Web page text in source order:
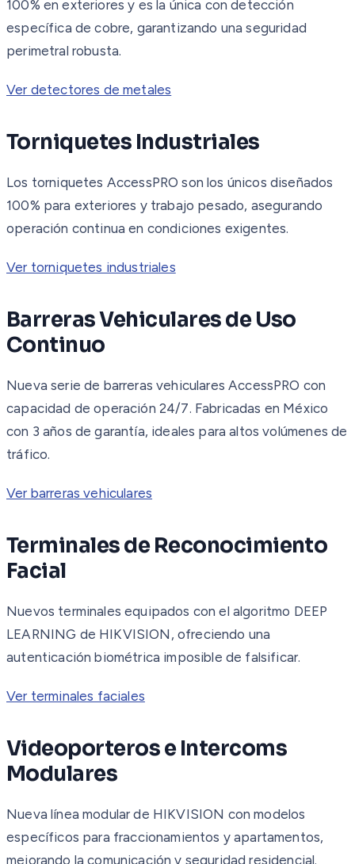
100% en exteriores y es la única con detección
específica de cobre, garantizando una seguridad
perimetral robusta.
Ver detectores de metales
Torniquetes Industriales
Los torniquetes AccessPRO son los únicos diseñados
100% para exteriores y trabajo pesado, asegurando
operación continua en condiciones exigentes.
Ver torniquetes industriales
Barreras Vehiculares de Uso
Continuo
Nueva serie de barreras vehiculares AccessPRO con
capacidad de operación 24/7. Fabricadas en México
con 3 años de garantía, ideales para altos volúmenes de
tráfico.
Ver barreras vehiculares
Terminales de Reconocimiento
Facial
Nuevos terminales equipados con el algoritmo DEEP
LEARNING de HIKVISION, ofreciendo una
autenticación biométrica imposible de falsificar.
Ver terminales faciales
Videoporteros e Intercoms
Modulares
Nueva línea modular de HIKVISION con modelos
específicos para fraccionamientos y apartamentos,
mejorando la comunicación y seguridad residencial.